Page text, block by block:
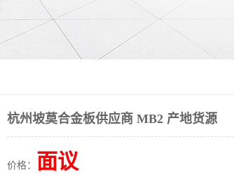
杭州坡莫合金板供应商 MB2 产地货源
价格： 面议